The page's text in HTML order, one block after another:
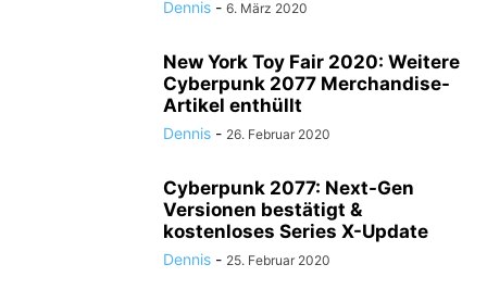
Dennis - 6. März 2020
New York Toy Fair 2020: Weitere
Cyberpunk 2077 Merchandise-
Artikel enthüllt
Dennis - 26. Februar 2020
Cyberpunk 2077: Next-Gen
Versionen bestätigt &
kostenloses Series X-Update
Dennis - 25. Februar 2020